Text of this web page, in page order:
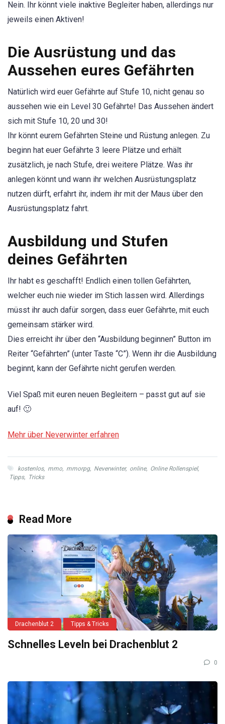
Nein. Ihr könnt viele inaktive Begleiter haben, allerdings nur
jeweils einen Aktiven!
Die Ausrüstung und das
Aussehen eures Gefährten
Natürlich wird euer Gefährte auf Stufe 10, nicht genau so
aussehen wie ein Level 30 Gefährte! Das Aussehen ändert
sich mit Stufe 10, 20 und 30!
Ihr könnt eurem Gefährten Steine und Rüstung anlegen. Zu
beginn hat euer Gefährte 3 leere Plätze und erhält
zusätzlich, je nach Stufe, drei weitere Plätze. Was ihr
anlegen könnt und wann ihr welchen Ausrüstungsplatz
nutzen dürft, erfahrt ihr, indem ihr mit der Maus über den
Ausrüstungsplatz fahrt.
Ausbildung und Stufen
deines Gefährten
Ihr habt es geschafft! Endlich einen tollen Gefährten,
welcher euch nie wieder im Stich lassen wird. Allerdings
müsst ihr auch dafür sorgen, dass euer Gefährte, mit euch
gemeinsam stärker wird.
Dies erreicht ihr über den “Ausbildung beginnen” Button im
Reiter “Gefährten” (unter Taste “C”). Wenn ihr die Ausbildung
beginnt, kann der Gefährte nicht gerufen werden.
Viel Spaß mit euren neuen Begleitern – passt gut auf sie
auf! 🙂
Mehr über Neverwinter erfahren
kostenlos, mmo, mmorpg, Neverwinter, online, Online Rollenspiel,
Tipps, Tricks
Read More
Drachenblut 2 Tipps & Tricks
Schnelles Leveln bei Drachenblut 2
0